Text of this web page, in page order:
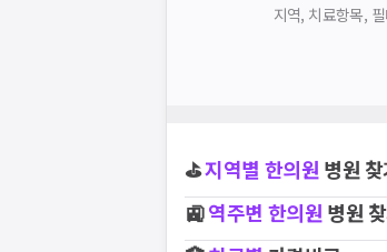
지역, 치료항목,
⛳지역별 한의원 병원 찾
🚉역주변 한의원 병원